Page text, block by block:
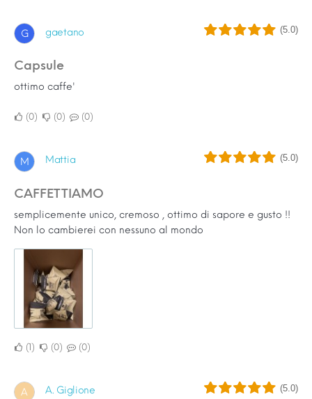
G gaetano (5.0)
capsule
ottimo caffe'
0 0 0
M Mattia (5.0)
CAFFETTIAMO
semplicemente unico, cremoso , ottimo di sapore e gusto !!
Non lo cambierei con nessuno al mondo
1 0 0
A A. Giglione (5.0)